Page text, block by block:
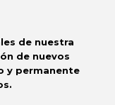
de nuestra
de nuevos
y permanente